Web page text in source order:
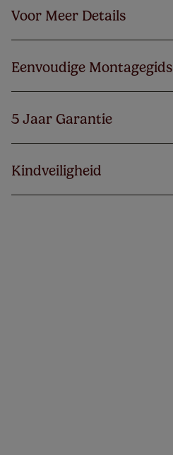
Voor Meer Details
Eenvoudige Montagegids
5 Jaar Garantie
Kindveiligheid